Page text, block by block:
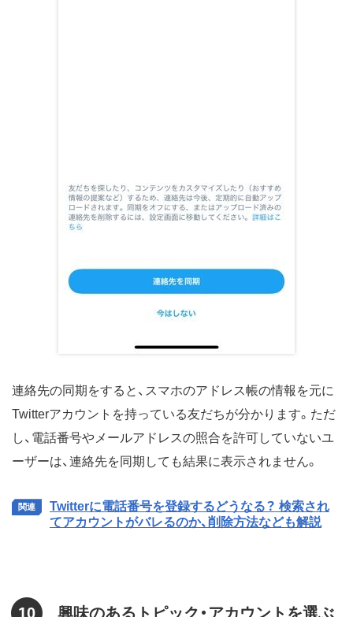
連絡先の同期をすると、スマホのアドレス帳の情報を元に
Twitterアカウントを持っている友だちが分かります。ただ
し、電話番号やメールアドレスの照合を許可していないユ
ーザーは、連絡先を同期しても結果に表示されません。
Twitterに電話番号を登録するどうなる？ 検索され
てアカウントがバレるのか、削除方法なども解説
10 興味のあるトピック・アカウントを選ぶ